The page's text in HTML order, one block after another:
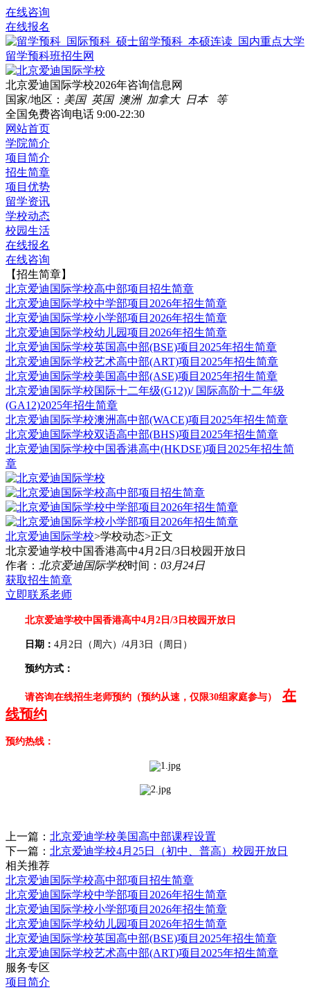
在线咨询
在线报名
北京爱迪国际学校2026年咨询信息网
国家/地区： 美国 英国 澳洲 加拿大 日本 等
全国免费咨询电话 9:00-22:30
网站首页
学院简介
项目简介
招生简章
项目优势
留学资讯
学校动态
校园生活
在线报名
在线咨询
【招生简章】
北京爱迪国际学校高中部项目招生简章
北京爱迪国际学校中学部项目2026年招生简章
北京爱迪国际学校小学部项目2026年招生简章
北京爱迪国际学校幼儿园项目2026年招生简章
北京爱迪国际学校英国高中部(BSE)项目2025年招生简章
北京爱迪国际学校艺术高中部(ART)项目2025年招生简章
北京爱迪国际学校美国高中部(ASE)项目2025年招生简章
北京爱迪国际学校国际十二年级(G12))/ 国际高阶十二年级
(GA12)2025年招生简章
北京爱迪国际学校澳洲高中部(WACE)项目2025年招生简章
北京爱迪国际学校双语高中部(BHS)项目2025年招生简章
北京爱迪国际学校中国香港高中(HKDSE)项目2025年招生简
章
北京爱迪国际学校>学校动态>正文
北京爱迪学校中国香港高中4月2日/3日校园开放日
作者： 北京爱迪国际学校时间： 03月24日
获取招生简章
立即联系老师
北京爱迪学校中国香港高中4月2日/3日校园开放日
日期： 4月2日（周六）/4月3日（ 周日 ）
预约方式：
请咨询在线招生老师预约 （预约从速，仅限30组家庭参与）
在
线预约
预约热线：
上一篇： 北京爱迪学校美国高中部课程设置
下一篇： 北京爱迪学校4月25日（初中、普高）校园开放日
相关推荐
北京爱迪国际学校高中部项目招生简章
北京爱迪国际学校中学部项目2026年招生简章
北京爱迪国际学校小学部项目2026年招生简章
北京爱迪国际学校幼儿园项目2026年招生简章
北京爱迪国际学校英国高中部(BSE)项目2025年招生简章
北京爱迪国际学校艺术高中部(ART)项目2025年招生简章
服务专区
项目简介